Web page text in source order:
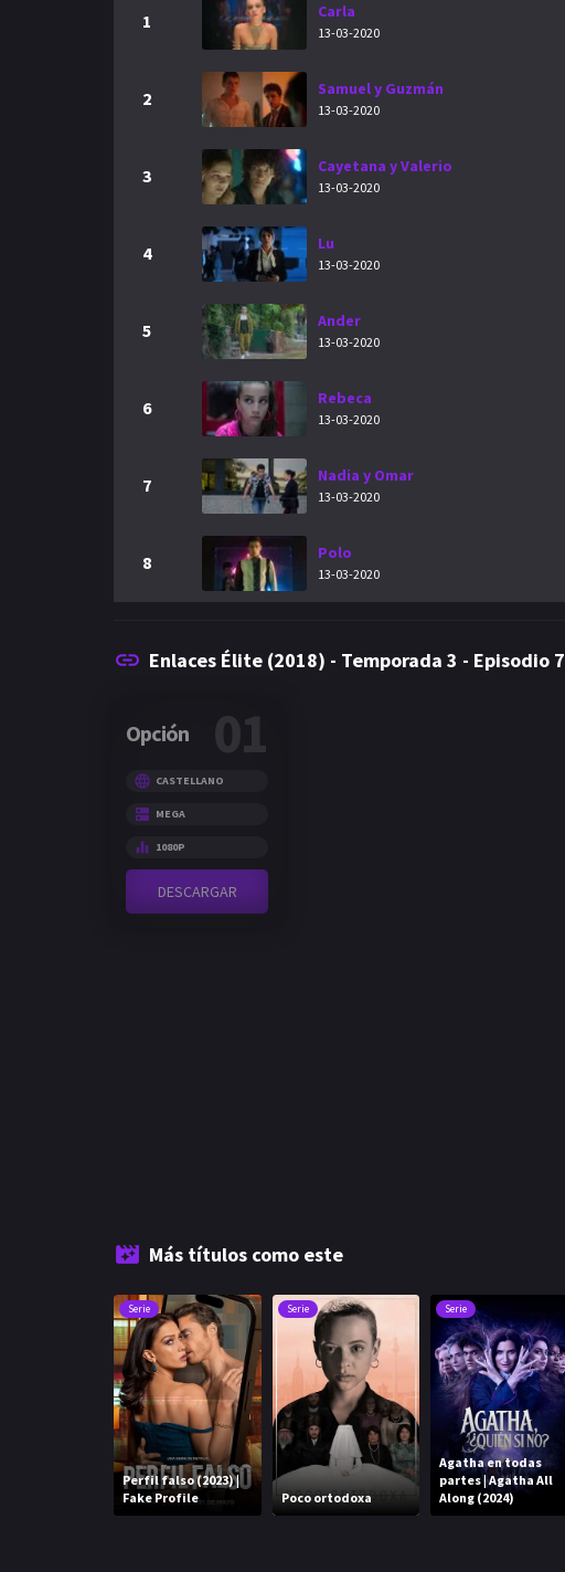
1 Carla
13-03-2020
2 Samuel y Guzmán
13-03-2020
3 Cayetana y Valerio
13-03-2020
4 Lu
13-03-2020
5 Ander
13-03-2020
6 Rebeca
13-03-2020
7 Nadia y Omar
13-03-2020
8 Polo
13-03-2020
Enlaces Élite (2018) - Temporada 3 - Episodio 7
Opción 01
CASTELLANO
MEGA
1080P
DESCARGAR
Más títulos como este
Serie
Perfil falso (2023) |
Fake Profile
Serie
Poco ortodoxa
Serie
Agatha en todas
partes | Agatha All
Along (2024)